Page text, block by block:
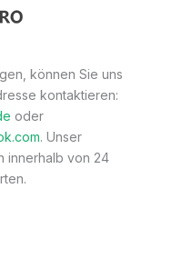
können Sie uns
kontaktieren:
oder
. Unser
innerhalb von 24